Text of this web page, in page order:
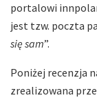
portalowi
jest tzw. poczta
się sam”.
Poniżej recenzja
zrealizowana